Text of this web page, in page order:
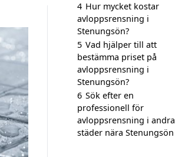
4 Hur mycket kostar
avloppsrensning i
Stenungsön?
5 Vad hjälper till att
bestämma priset på
avloppsrensning i
Stenungsön?
6 Sök efter en
professionell för
avloppsrensning i andra
städer nära Stenungsön